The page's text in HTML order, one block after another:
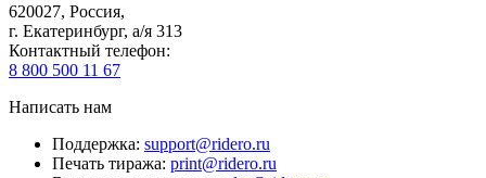
620027, Россия,
г. Екатеринбург, а/я 313
Контактный телефон:
8 800 500 11 67
Написать нам
Поддержка: support@ridero.ru
Печать тиража: print@ridero.ru